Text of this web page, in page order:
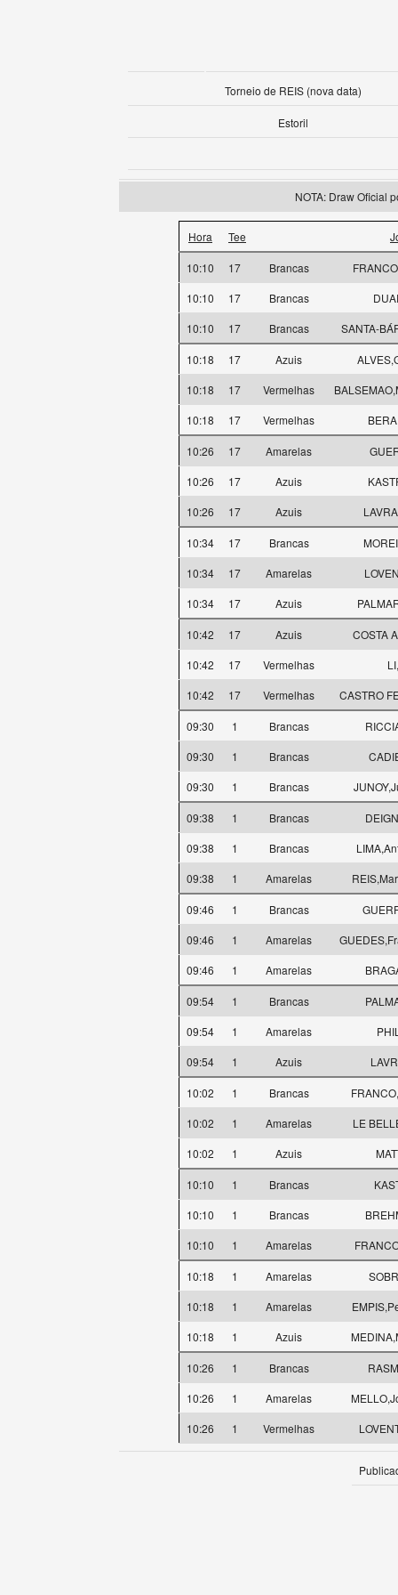
Torneio de REIS (nova data)
Estoril
NOTA: Draw Oficial
Hora Tee
10:10 17 Brancas
10:10
17 Brancas
10:10
17 Brancas SANTA-
10:18 17 Azuis
10:18
17 Vermelhas
10:18
17 Vermelhas
10:26 17 Amarelas
10:26
17 Azuis
10:26
17 Azuis
10:34 17 Brancas
10:34
17 Amarelas
10:34
17 Azuis
10:42 17 Azuis
COSTA
10:42
17 Vermelhas
10:42
17 Vermelhas CASTRO
09:30 1 Brancas
09:30
1 Brancas
09:30
1 Brancas
09:38 1 Brancas
09:38
1 Brancas
09:38
1 Amarelas
09:46 1 Brancas
09:46
1 Amarelas
09:46
1 Amarelas
09:54 1 Brancas
09:54
1 Amarelas
09:54
1 Azuis
10:02 1 Brancas
10:02
1 Amarelas
LE
10:02
1 Azuis
10:10 1 Brancas
10:10
1 Brancas
10:10
1 Amarelas
10:18 1 Amarelas
10:18
1 Amarelas
10:18
1 Azuis
10:26 1 Brancas
10:26
1 Amarelas
10:26
1 Vermelhas